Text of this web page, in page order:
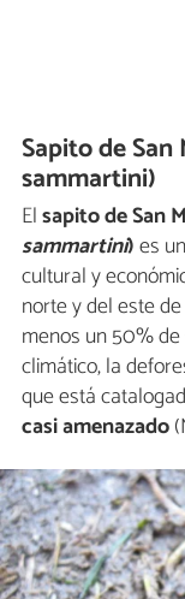
Sapito de
sammartini)
Elsapito de San
sammartini)es
cultural y
norte y del este
menos un 50%
climático, la
que está
casi amenazado